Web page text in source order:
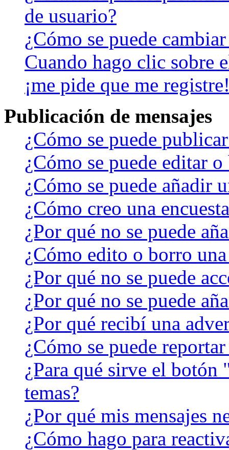
de usuario?
¿Cómo se puede
Cuando hago clic sobre
¡me pide que me
Publicación de mensajes
¿Cómo se puede
¿Cómo se puede editar
¿Cómo se puede añadir
¿Cómo creo una
¿Por qué no se puede
¿Cómo edito o borro una
¿Por qué no se puede
¿Por qué no se puede
¿Por qué recibí una
¿Cómo se puede
¿Para qué sirve el
temas?
¿Por qué mis mensajes
¿Cómo hago para